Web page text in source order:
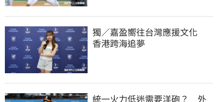
獨／嘉盈嚮往台灣應援文化
香港跨海追夢
統一火力低迷需要洋砲？　外